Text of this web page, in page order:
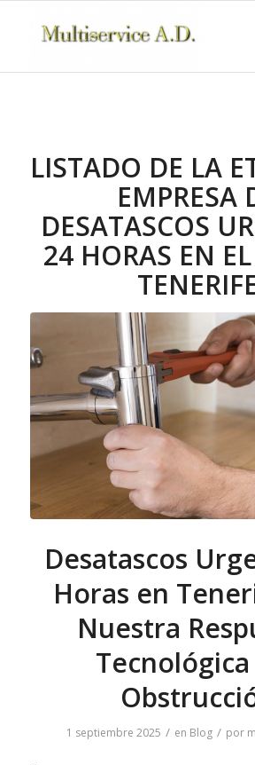
LISTADO DE LA
EMPRESA
DESATASCOS
24 HORAS EN
Desatascos
Horas en
Nuestra
Tecnológica
1 septiembre 2025 / en Blog / por